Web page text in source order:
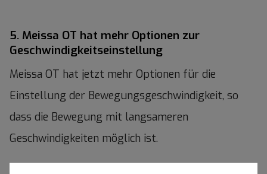
5. Meissa OT hat mehr Optionen zur
Geschwindigkeitseinstellung
Meissa OT hat jetzt mehr Optionen für die
Einstellung der Bewegungsgeschwindigkeit, so
dass die Bewegung mit langsameren
Geschwindigkeiten möglich ist.